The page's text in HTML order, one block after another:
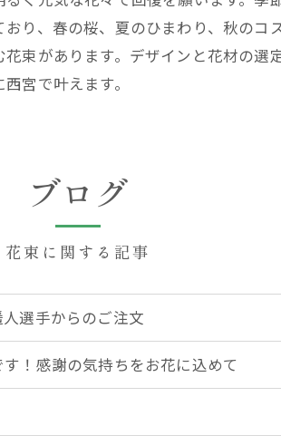
おり、春の桜、夏のひまわり、秋の
花束があります。デザインと花材の
西宮で叶えます。
ブログ
花束に関する記事
選手からのご注文
！感謝の気持ちをお花に込めて